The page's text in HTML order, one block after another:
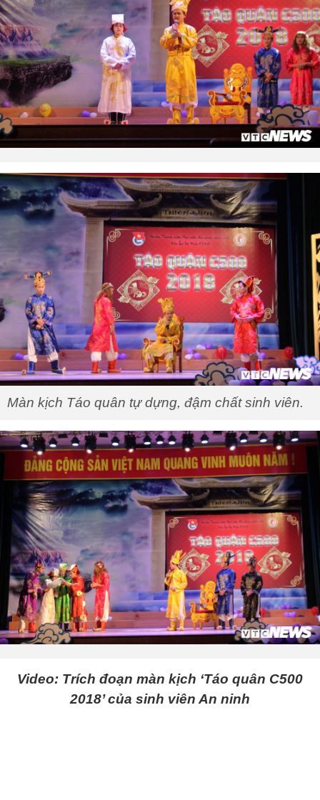
Màn kịch Táo quân tự dựng, đậm chất sinh viên.
Video: Trích đoạn màn kịch ‘Táo quân C500
2018’ của sinh viên An ninh